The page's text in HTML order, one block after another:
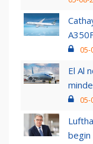
05-
El Al
05-